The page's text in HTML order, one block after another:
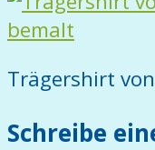
Trägershirt
Schreibe